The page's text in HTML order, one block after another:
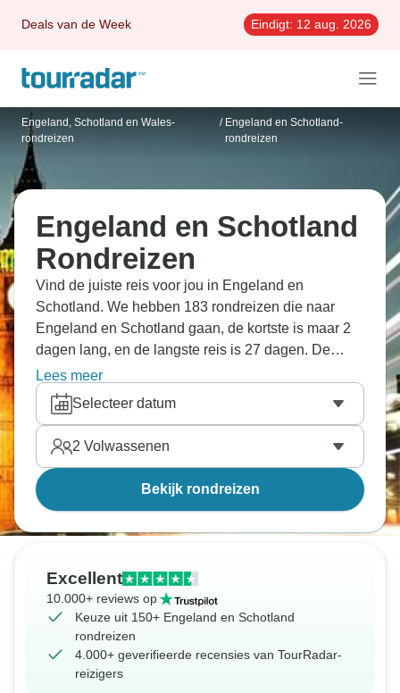
Deals van de Week Eindigt: 12 aug. 2026
Engeland, Schotland en Wales-
rondreizen
/ Engeland en Schotland-
rondreizen
Engeland en Schotland
Rondreizen
Vind de juiste reis voor jou in Engeland en
Schotland. We hebben 183 rondreizen die naar
Engeland en Schotland gaan, de kortste is maar 2
dagen lang, en de langste reis is 27 dagen. De
meest populaire maand om te gaan is September,
dan vertrekken de meeste reizen.
Lees meer
Selecteer datum
2 Volwassenen
Bekijk rondreizen
Excellent
10.000+ reviews op
Keuze uit 150+ Engeland en Schotland
rondreizen
4.000+ geverifieerde recensies van TourRadar-
reizigers